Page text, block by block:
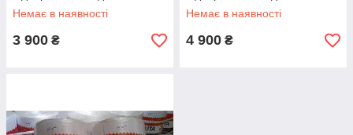
пакування сіна і соломи,
агросітка
Немає в наявності
3 900 ₴
пакування сіна та соломи,
агросітка
Немає в наявності
4 900 ₴